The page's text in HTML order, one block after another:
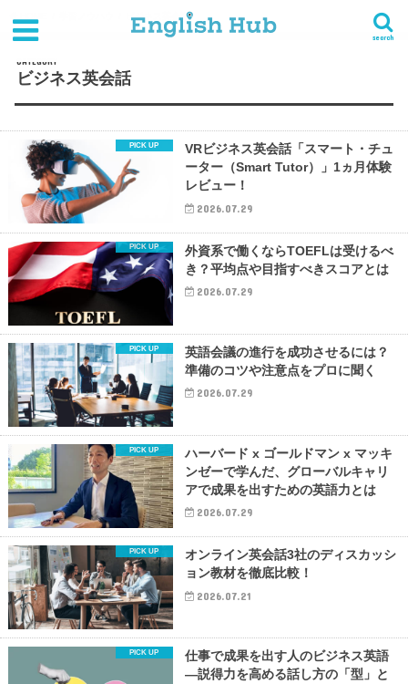
search
ビジネス英会話
CATEGORY
ビジネス英会話
VRビジネス英会話「スマート・チュ
ーター（Smart Tutor）」1ヵ月体験
レビュー！
2026.07.29
外資系で働くならTOEFLは受けるべ
き？平均点や目指すべきスコアとは
2026.07.29
英語会議の進行を成功させるには？
準備のコツや注意点をプロに聞く
2026.07.29
ハーバード x ゴールドマン x マッキ
ンゼーで学んだ、グローバルキャリ
アで成果を出すための英語力とは
2026.07.29
オンライン英会話3社のディスカッシ
ョン教材を徹底比較！
2026.07.21
仕事で成果を出す人のビジネス英語
―説得力を高める話し方の「型」と